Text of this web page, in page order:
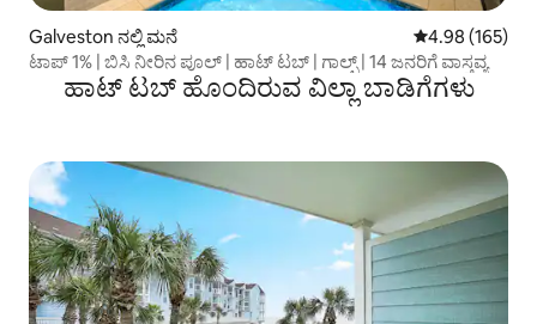
Galveston ನಲ್ಲಿ ಮನೆ 5 ರಲ್ಲಿ 4.98
4.98 (165)
ಟಾಪ್ 1% | ಬಿಸಿ ನೀರಿನ ಪೂಲ್ | ಹಾಟ್ ಟಬ್ | ಗಾಲ್ಫ್ | 14 ಜನರಿಗೆ ವಾಸ್ತವ್ಯ
ಹಾಟ್ ಟಬ್ ಹೊಂದಿರುವ ವಿಲ್ಲಾ ಬಾಡಿಗೆಗಳು